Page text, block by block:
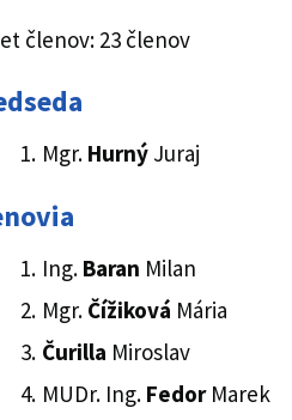
členov: 23 členov
Mgr. Hurný Juraj
Ing. Baran Milan
Mgr. Čížiková Mária
Čurilla Miroslav
MUDr. Ing. FedorMarek